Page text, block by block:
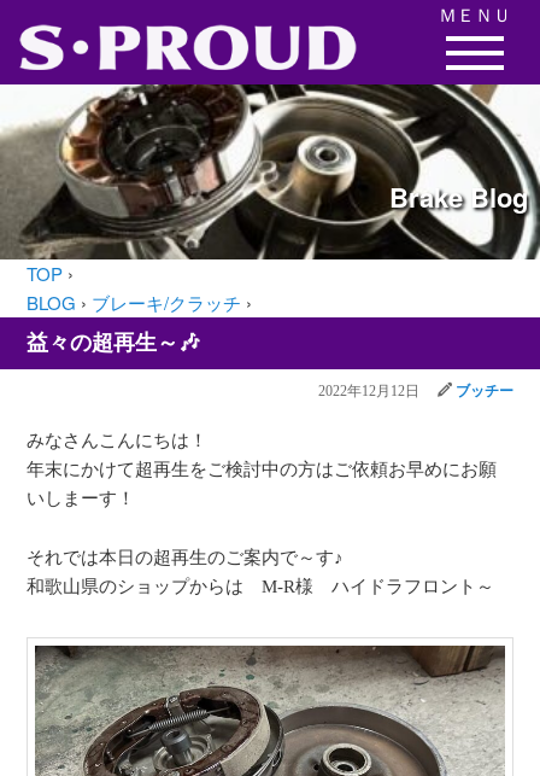
BrakeBlog
TOP ›
BLOG › ブレーキ/クラッチ ›
益々の超再生～🎶
2022年12月12日 ブッチー
みなさんこんにちは！
年末にかけて超再生をご検討中の方はご依頼お早めにお願
いしまーす！
それでは本日の超再生のご案内で～す♪
和歌山県のショップからは M-R様 ハイドラフロント～
ＭＥＮＵ